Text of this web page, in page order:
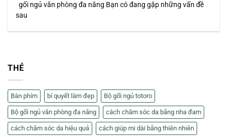
gối ngủ văn phòng đa năng Bạn có đang gặp những vấn đề
sau
THẺ
Bàn phím bí quyết làm đẹp Bộ gối ngủ totoro
Bộ gối ngủ văn phòng đa năng cách chăm sóc da bằng nha đam
cách chăm sóc da hiệu quả cách giúp mi dài bằng thiên nhiên